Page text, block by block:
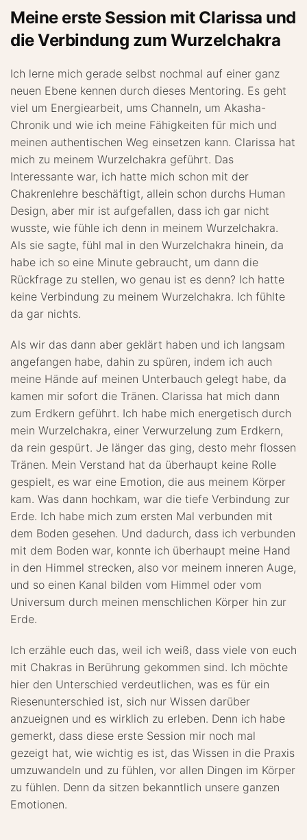
Meine erste Session mit Clarissa und
die Verbindung zum Wurzelchakra
Ich lerne mich gerade selbst nochmal auf einer ganz
neuen Ebene kennen durch dieses Mentoring. Es geht
viel um Energiearbeit, ums Channeln, um Akasha-
Chronik und wie ich meine Fähigkeiten für mich und
meinen authentischen Weg einsetzen kann. Clarissa hat
mich zu meinem Wurzelchakra geführt. Das
Interessante war, ich hatte mich schon mit der
Chakrenlehre beschäftigt, allein schon durchs Human
Design, aber mir ist aufgefallen, dass ich gar nicht
wusste, wie fühle ich denn in meinem Wurzelchakra.
Als sie sagte, fühl mal in den Wurzelchakra hinein, da
habe ich so eine Minute gebraucht, um dann die
Rückfrage zu stellen, wo genau ist es denn? Ich hatte
keine Verbindung zu meinem Wurzelchakra. Ich fühlte
da gar nichts.
Als wir das dann aber geklärt haben und ich langsam
angefangen habe, dahin zu spüren, indem ich auch
meine Hände auf meinen Unterbauch gelegt habe, da
kamen mir sofort die Tränen. Clarissa hat mich dann
zum Erdkern geführt. Ich habe mich energetisch durch
mein Wurzelchakra, einer Verwurzelung zum Erdkern,
da rein gespürt. Je länger das ging, desto mehr flossen
Tränen. Mein Verstand hat da überhaupt keine Rolle
gespielt, es war eine Emotion, die aus meinem Körper
kam. Was dann hochkam, war die tiefe Verbindung zur
Erde. Ich habe mich zum ersten Mal verbunden mit
dem Boden gesehen. Und dadurch, dass ich verbunden
mit dem Boden war, konnte ich überhaupt meine Hand
in den Himmel strecken, also vor meinem inneren Auge,
und so einen Kanal bilden vom Himmel oder vom
Universum durch meinen menschlichen Körper hin zur
Erde.
Ich erzähle euch das, weil ich weiß, dass viele von euch
mit Chakras in Berührung gekommen sind. Ich möchte
hier den Unterschied verdeutlichen, was es für ein
Riesenunterschied ist, sich nur Wissen darüber
anzueignen und es wirklich zu erleben. Denn ich habe
gemerkt, dass diese erste Session mir noch mal
gezeigt hat, wie wichtig es ist, das Wissen in die Praxis
umzuwandeln und zu fühlen, vor allen Dingen im Körper
zu fühlen. Denn da sitzen bekanntlich unsere ganzen
Emotionen.